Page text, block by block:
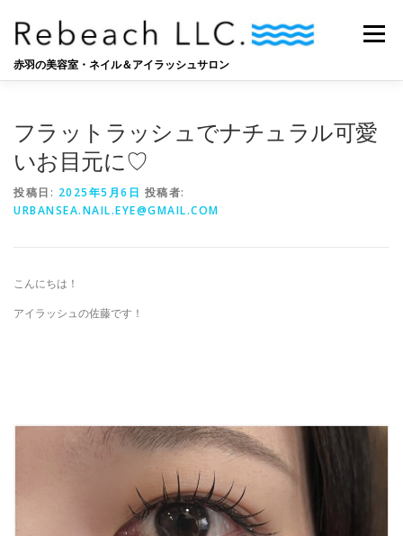
ツ
赤羽の美容室・ネイル＆アイラッシュサロン
メニュー
フラットラッシュでナチュラル可愛
いお目元に♡
投稿日: 2025年5月6日 投稿者:
URBANSEA.NAIL.EYE@GMAIL.COM
こんにちは！
アイラッシュの佐藤です！